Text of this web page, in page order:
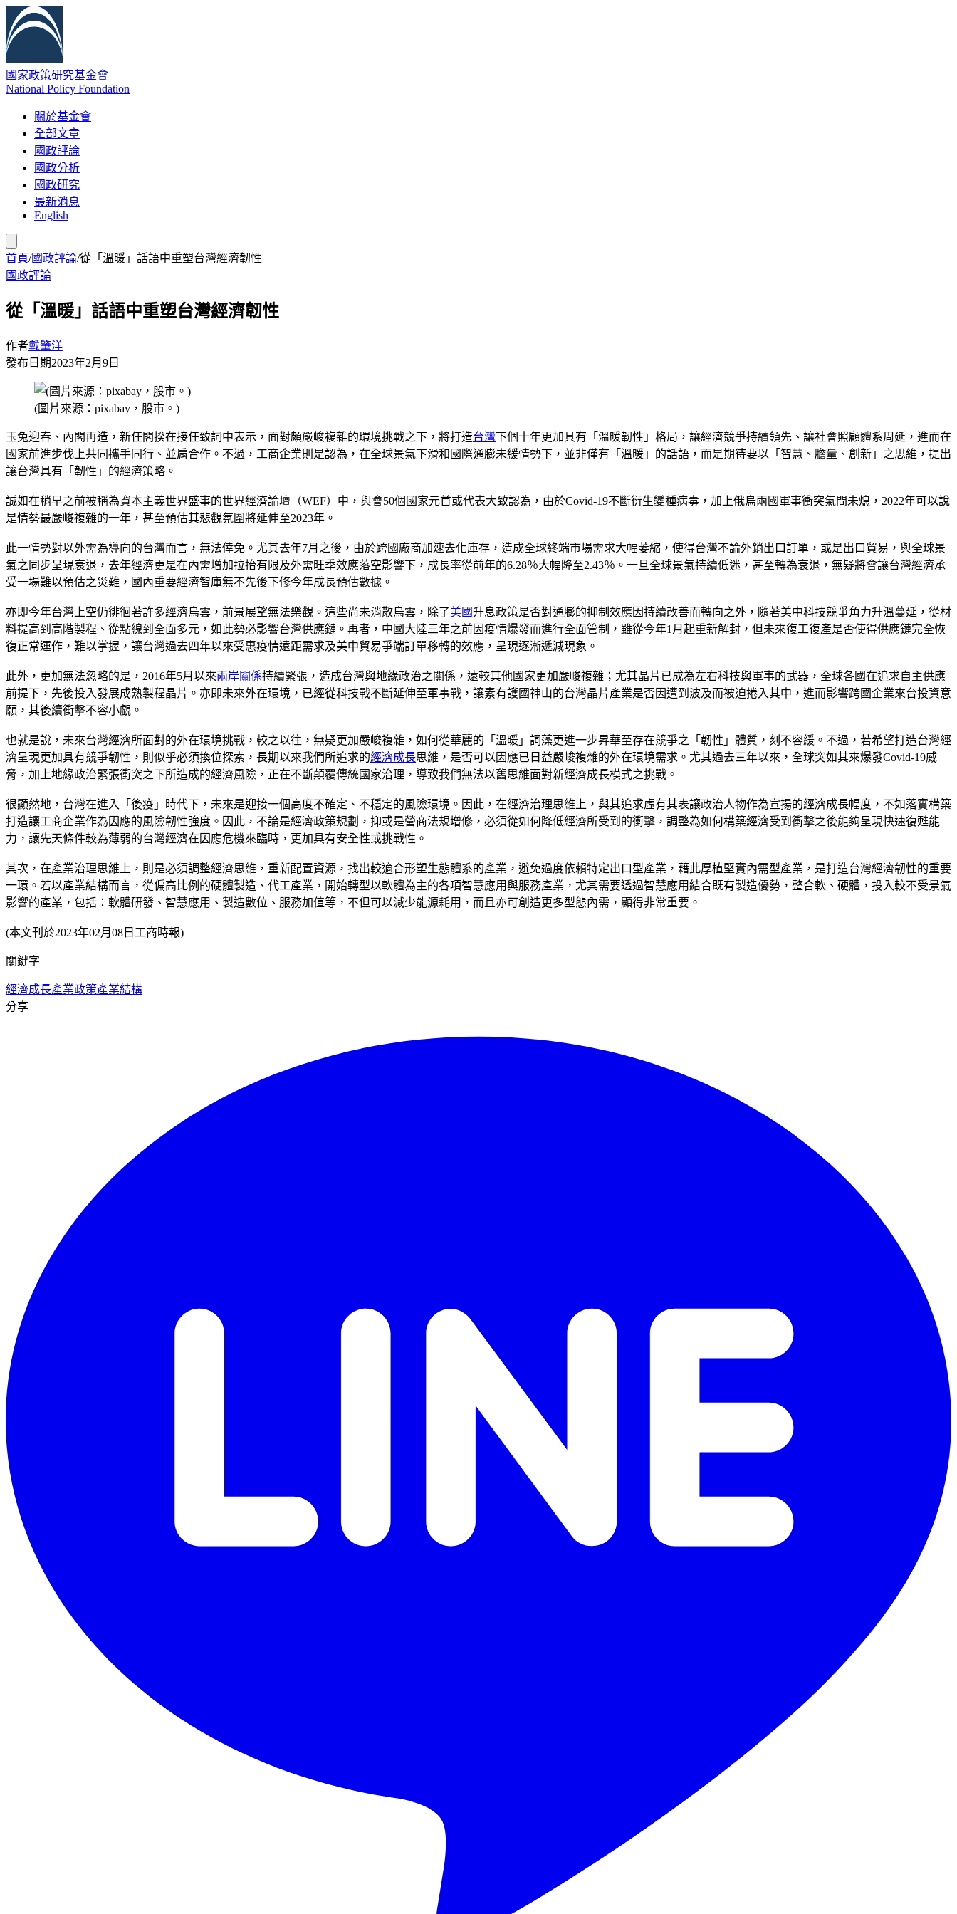
國家政策研究基金會
National Policy Foundation
關於基金會
全部文章
國政評論
國政分析
國政研究
最新消息
English
首頁/國政評論/從「溫暖」話語中重塑台灣經濟韌性
國政評論
從「溫暖」話語中重塑台灣經濟韌性
作者戴肇洋
發布日期2023年2月9日
(圖片來源：pixabay，股市。)
玉兔迎春、內閣再造，新任閣揆在接任致詞中表示，面對頗嚴峻複雜的環境挑戰之下，將打造台灣下個十年更加具有「溫暖韌性」格局，讓經濟競爭持續領先、讓社會照顧體系周延，進而在
國家前進步伐上共同攜手同行、並肩合作。不過，工商企業則是認為，在全球景氣下滑和國際通膨未緩情勢下，並非僅有「溫暖」的話語，而是期待要以「智慧、膽量、創新」之思維，提出
讓台灣具有「韌性」的經濟策略。
誠如在稍早之前被稱為資本主義世界盛事的世界經濟論壇（WEF）中，與會50個國家元首或代表大致認為，由於Covid-19不斷衍生變種病毒，加上俄烏兩國軍事衝突氣間未熄，2022年可以說
是情勢最嚴峻複雜的一年，甚至預估其悲觀氛圍將延伸至2023年。
此一情勢對以外需為導向的台灣而言，無法倖免。尤其去年7月之後，由於跨國廠商加速去化庫存，造成全球終端市場需求大幅萎縮，使得台灣不論外銷出口訂單，或是出口貿易，與全球景
氣之同步呈現衰退，去年經濟更是在內需增加拉抬有限及外需旺季效應落空影響下，成長率從前年的6.28％大幅降至2.43％。一旦全球景氣持續低迷，甚至轉為衰退，無疑將會讓台灣經濟承
受一場難以預估之災難，國內重要經濟智庫無不先後下修今年成長預估數據。
亦即今年台灣上空仍徘徊著許多經濟烏雲，前景展望無法樂觀。這些尚未消散烏雲，除了美國升息政策是否對通膨的抑制效應因持續改善而轉向之外，隨著美中科技競爭角力升溫蔓延，從材
料提高到高階製程、從點線到全面多元，如此勢必影響台灣供應鏈。再者，中國大陸三年之前因疫情爆發而進行全面管制，雖從今年1月起重新解封，但未來復工復產是否使得供應鏈完全恢
復正常運作，難以掌握，讓台灣過去四年以來受惠疫情遠距需求及美中貿易爭端訂單移轉的效應，呈現逐漸遞減現象。
此外，更加無法忽略的是，2016年5月以來兩岸關係持續緊張，造成台灣與地緣政治之關係，遠較其他國家更加嚴峻複雜；尤其晶片已成為左右科技與軍事的武器，全球各國在追求自主供應
前提下，先後投入發展成熟製程晶片。亦即未來外在環境，已經從科技戰不斷延伸至軍事戰，讓素有護國神山的台灣晶片產業是否因遭到波及而被迫捲入其中，進而影響跨國企業來台投資意
願，其後續衝擊不容小覷。
也就是說，未來台灣經濟所面對的外在環境挑戰，較之以往，無疑更加嚴峻複雜，如何從華麗的「溫暖」詞藻更進一步昇華至存在競爭之「韌性」體質，刻不容緩。不過，若希望打造台灣經
濟呈現更加具有競爭韌性，則似乎必須換位探索，長期以來我們所追求的經濟成長思維，是否可以因應已日益嚴峻複雜的外在環境需求。尤其過去三年以來，全球突如其來爆發Covid-19威
脅，加上地緣政治緊張衝突之下所造成的經濟風險，正在不斷顛覆傳統國家治理，導致我們無法以舊思維面對新經濟成長模式之挑戰。
很顯然地，台灣在進入「後疫」時代下，未來是迎接一個高度不確定、不穩定的風險環境。因此，在經濟治理思維上，與其追求虛有其表讓政治人物作為宣揚的經濟成長幅度，不如落實構築
打造讓工商企業作為因應的風險韌性強度。因此，不論是經濟政策規劃，抑或是營商法規增修，必須從如何降低經濟所受到的衝擊，調整為如何構築經濟受到衝擊之後能夠呈現快速復甦能
力，讓先天條件較為薄弱的台灣經濟在因應危機來臨時，更加具有安全性或挑戰性。
其次，在產業治理思維上，則是必須調整經濟思維，重新配置資源，找出較適合形塑生態體系的產業，避免過度依賴特定出口型產業，藉此厚植堅實內需型產業，是打造台灣經濟韌性的重要
一環。若以產業結構而言，從偏高比例的硬體製造、代工產業，開始轉型以軟體為主的各項智慧應用與服務產業，尤其需要透過智慧應用結合既有製造優勢，整合軟、硬體，投入較不受景氣
影響的產業，包括：軟體研發、智慧應用、製造數位、服務加值等，不但可以減少能源耗用，而且亦可創造更多型態內需，顯得非常重要。
(本文刊於2023年02月08日工商時報)
關鍵字
經濟成長產業政策產業結構
分享